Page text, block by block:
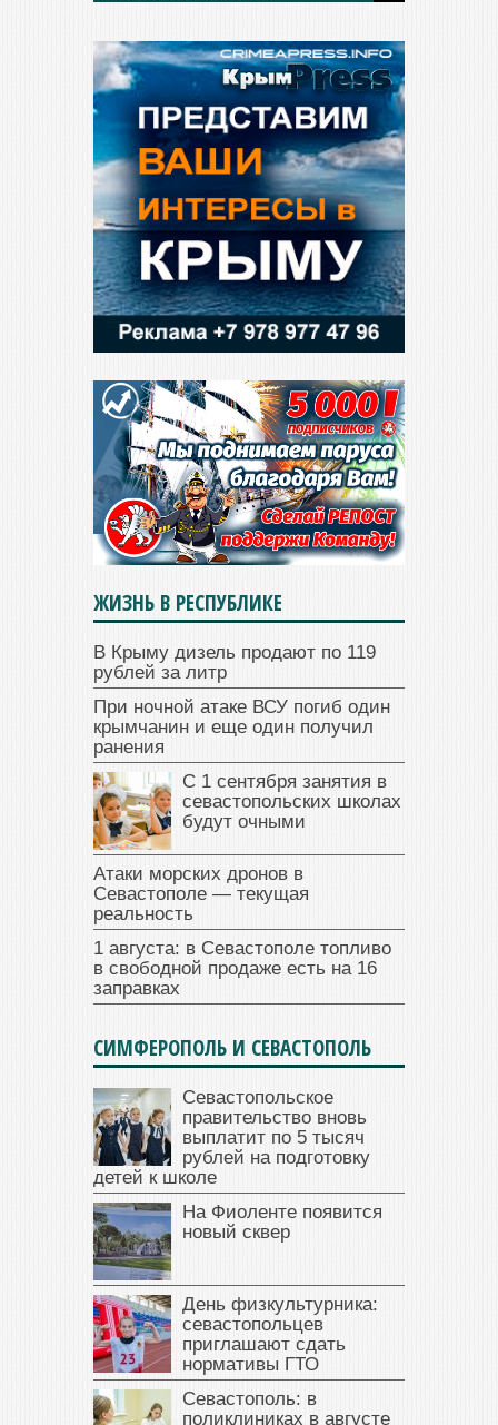
ЖИЗНЬ В РЕСПУБЛИКЕ
В Крыму дизель продают по 119
рублей за литр
При ночной атаке ВСУ погиб один
крымчанин и еще один получил
ранения
С 1 сентября занятия в
севастопольских школах
будут очными
Атаки морских дронов в
Севастополе — текущая
реальность
1 августа: в Севастополе топливо
в свободной продаже есть на 16
заправках
СИМФЕРОПОЛЬ И СЕВАСТОПОЛЬ
Севастопольское
правительство вновь
выплатит по 5 тысяч
рублей на подготовку
детей к школе
На Фиоленте появится
новый сквер
День физкультурника:
севастопольцев
приглашают сдать
нормативы ГТО
Севастополь: в
поликлиниках в августе